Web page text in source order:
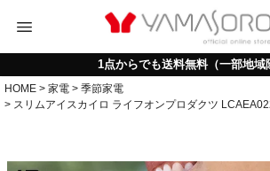
menu
1点からでも送料無料（一部地域
HOME 家電
季節家電
スリムアイスカイロ ライフオンプロダクツ